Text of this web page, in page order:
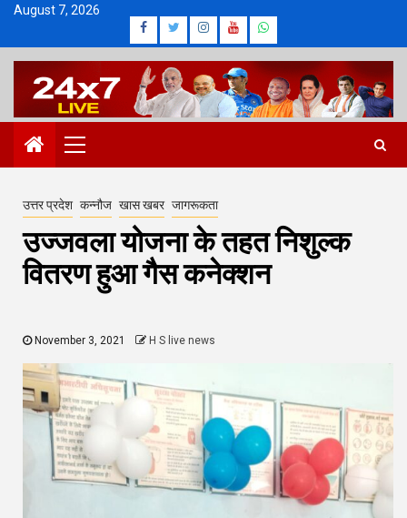
Skip
content
August 7, 2026
Facebook
Twitter
Instagram
Youtube
Whatsapp
Primary
Menu
उत्तर प्रदेश कन्नौज खास खबर जागरूकता
उज्जवला योजना के तहत निशुल्क
वितरण हुआ गैस कनेक्शन
November 3, 2021 H S live news